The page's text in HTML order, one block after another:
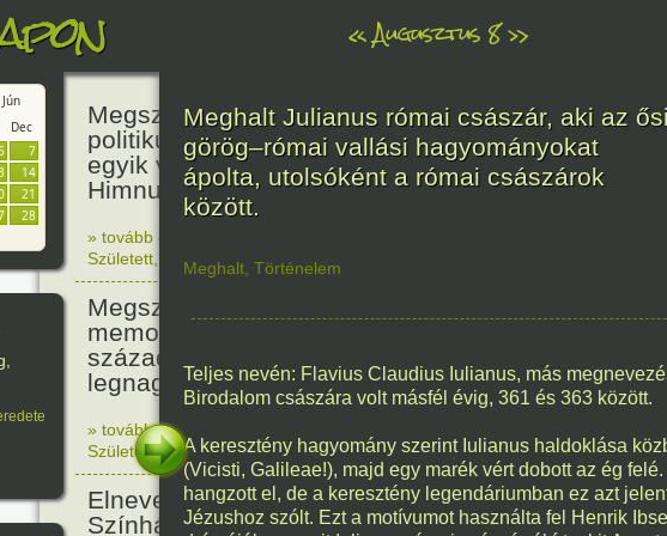
«Augusztus 8»
Jún
Dec
7
14
21
28
Megszületett Kölcsey Ferenc költő,
politikus, akadémikus, a reformkor
egyik vezéregyénisége, a nemzeti
Himnusz költője.
236
» tovább olvasom
Született
Történelem ,Zene Magyar
Megszületett Mikes Kelemen
memoáríró, műfordító, a XVIII.
századi magyar prózairodalom
legnagyobb alakja.
336
» tovább olvasom
Született,Történelem,Irodalom,Magyar 1690.
Elnevezték a Pesti Magyar
Színházat Nemzeti Színháznak.
186
Meghalt Julianus római császár, aki az ősi
görög–római vallási hagyományokat
ápolta, utolsóként a római császárok
között.
Meghalt Történelem
Teljes nevén: Flavius Claudius Iulianus, más
Birodalom császára volt másfél évig, 361 és 363 között.
A keresztény hagyomány szerint Iulianus haldoklása
(Vicisti, Galileae!), majd egy marék vért dobott az ég
hangzott el, de a keresztény legendáriumban ez azt
Jézushoz szólt. Ezt a motívumot használta fel Henrik